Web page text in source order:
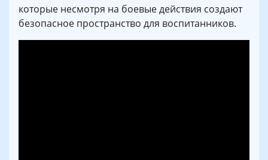
которые несмотря на боевые действия создают
безопасное пространство для воспитанников.